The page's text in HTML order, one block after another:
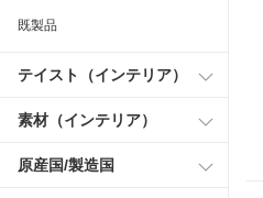
既製品
テイスト（インテリア）
素材（インテリア）
原産国/製造国